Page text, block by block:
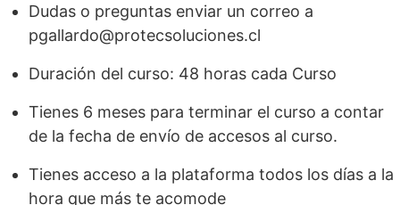
Dudas o preguntas enviar un correo a
pgallardo@protecsoluciones.cl
Duración del curso: 48 horas cada Curso
Tienes 6 meses para terminar el curso a contar
de la fecha de envío de accesos al curso.
Tienes acceso a la plataforma todos los días a la
hora que más te acomode